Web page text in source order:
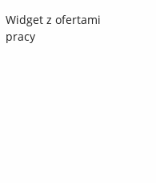
Widget z ofertami
pracy